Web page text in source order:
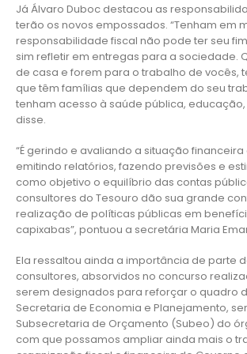
Já Álvaro Duboc destacou as
terão os novos empossados. “Tenham em
responsabilidade fiscal não pode ter seu
sim refletir em entregas para a sociedade.
de casa e forem para o trabalho de vocês,
que têm famílias que dependem do seu
tenham acesso à saúde pública, educação,
disse.
“É gerindo e avaliando a situação financeira
emitindo relatórios, fazendo previsões e
como objetivo o equilíbrio das contas
consultores do Tesouro dão sua grande
realização de políticas públicas em
capixabas”, pontuou a secretária Maria
Ela ressaltou ainda a importância de parte
consultores, absorvidos no concurso
serem designados para reforçar o quadro
Secretaria de Economia e Planejamento,
Subsecretaria de Orçamento (Subeo) do
com que possamos ampliar ainda mais o